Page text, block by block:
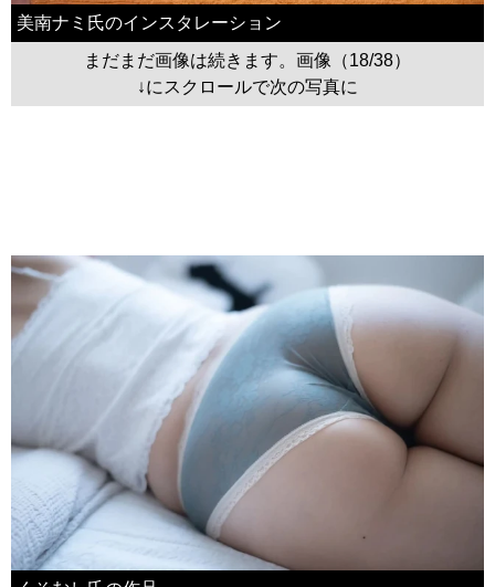
美南ナミ氏のインスタレーション
まだまだ画像は続きます。画像（18/38）
↓にスクロールで次の写真に